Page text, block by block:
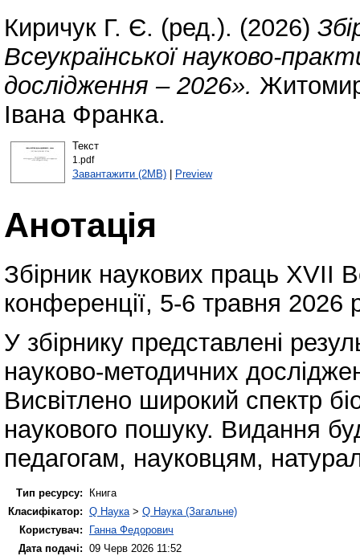
Киричук Г. Є. (ред.). (2026)
Всеукраїнської науково-
дослідження – 2026».
Івана Франка.
Текст
1.pdf
Завантажити (2MB)| Preview
Анотація
Збірник наукових праць XVIІ
конференції, 5-6 травня 2026
У збірнику представлені
науково-методичних
Висвітлено широкий спектр
наукового пошуку. Видання
педагогам, науковцям,
Тип ресурсу:
Книга
Класифікатор: Q Наука> Q Наука (Загальне)
Користувач:
Ганна Федорович
Дата подачі: 09 Черв 2026 11:52